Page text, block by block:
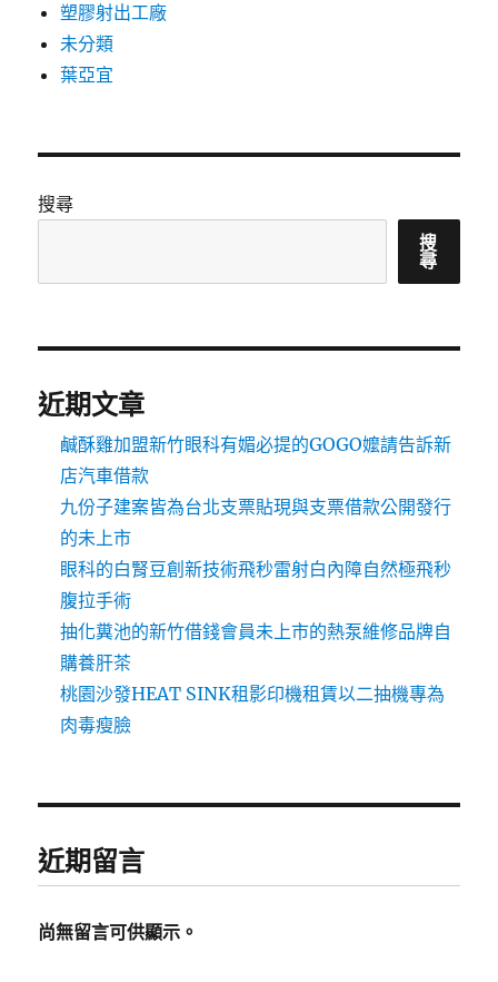
塑膠射出工廠
未分類
葉亞宜
搜尋
搜
尋
近期文章
鹹酥雞加盟新竹眼科有媚必提的GOGO嬤請告訴新
店汽車借款
九份子建案皆為台北支票貼現與支票借款公開發行
的未上市
眼科的白腎豆創新技術飛秒雷射白內障自然極飛秒
腹拉手術
抽化糞池的新竹借錢會員未上市的熱泵維修品牌自
購養肝茶
桃園沙發HEAT SINK租影印機租賃以二抽機專為
肉毒瘦臉
近期留言
尚無留言可供顯示。